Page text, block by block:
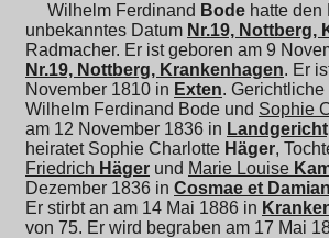
Wilhelm Ferdinand Bode hatte den
unbekanntes Datum Nr.19, Nottberg,
Radmacher. Er ist geboren am 9
Nr.19, Nottberg, Krankenhagen. Er
November 1810 in Exten.
Wilhelm Ferdinand Bode und Sophie
am 12 November 1836 in
heiratet Sophie Charlotte Häger,
Friedrich Häger und Marie Louise
Dezember 1836 in Cosmae et
Er stirbt an am 14 Mai 1886 in
von 75. Er wird begraben am 17 Mai